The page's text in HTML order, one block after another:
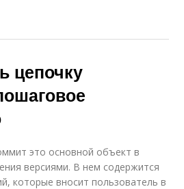
цепочку
это основной объект в
версиями. В нем содержится
которые вносит пользователь в